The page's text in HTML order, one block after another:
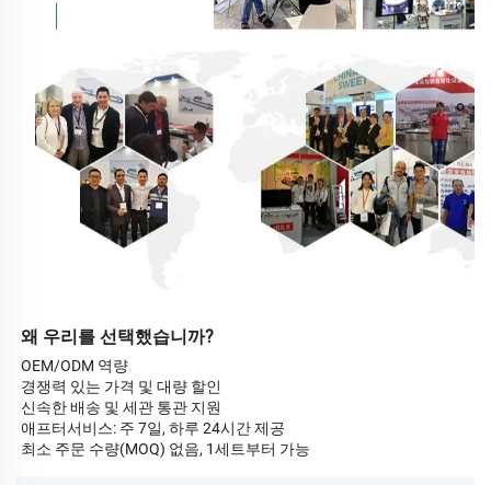
왜 우리를 선택했습니까?
OEM/ODM 역량
경쟁력 있는 가격 및 대량 할인
신속한 배송 및 세관 통관 지원
애프터서비스: 주 7일, 하루 24시간 제공
최소 주문 수량(MOQ) 없음, 1세트부터 가능